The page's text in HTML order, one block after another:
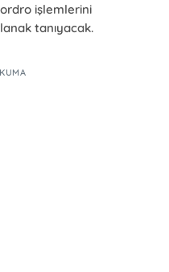
işlemlerini
tanıyacak.